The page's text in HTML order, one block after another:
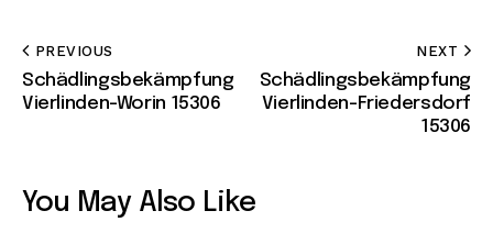
PREVIOUS
Schädlingsbekämpfung
Vierlinden-Worin 15306
NEXT
Schädlingsbekämpfung
Vierlinden-Friedersdorf
15306
You May Also Like